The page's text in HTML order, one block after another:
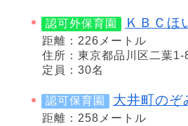
認可外保育園 ＫＢＣほ
距離：226メートル
住所：東京都品川区二葉1-
定員：30名
認可保育園 大井町のぞ
距離：258メートル